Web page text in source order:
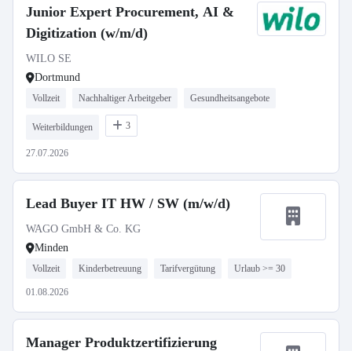
Junior Expert Procurement, AI &
Digitization (w/m/d)
WILO SE
Dortmund
Vollzeit Nachhaltiger Arbeitgeber Gesundheitsangebote
Weiterbildungen 3
27.07.2026
Lead Buyer IT HW / SW (m/w/d)
WAGO GmbH & Co. KG
Minden
Vollzeit Kinderbetreuung Tarifvergütung Urlaub >= 30
01.08.2026
Manager Produktzertifizierung